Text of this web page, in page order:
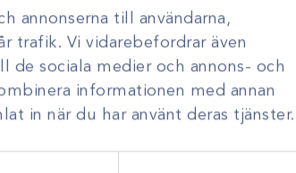
annonserna till användarna,
trafik. Vi vidarebefordrar även
de sociala medier och annons- och
informationen med annan
in när du har använt deras tjänster.